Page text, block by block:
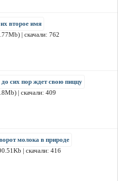
второе имя
| скачали: 762
до сих пор ждет свою пиццу
| скачали: 409
молока в природе
| скачали: 416